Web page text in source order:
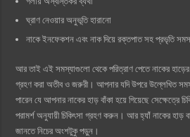
ঘ্রাণ নেওয়ার অনুভূতি হারানো
নাকে ইনফেকশন এবং নাক দিয়ে রক্তপাত সহ প্রভৃতি
আর তাই এই সমস্যাগুলো থেকে পরিত্রাণ পেতে নাকের হাড়ের
গ্রহণ করা অতীব ও জরুরী। আপনার যদি উপরে উল্লেখিত
পারেন যে আপনার নাকের হাড় বাঁকা হয়ে গিয়েছে সেক্ষেত্রে
পরামর্শ অনুযায়ী চিকিৎসা গ্রহণ করুন। আর হ্যাঁ নাকের হাড়
জানতে নিচের অংশটুকু পড়ুন।